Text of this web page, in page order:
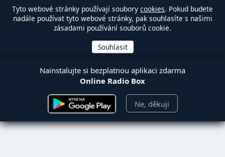
Tyto webové stránky používají soubory cookies. Pokud budete
nadále používat tyto webové stránky, pak souhlasíte s našimi
zásadami používání souborů cookie.
Nainstalujte si bezplatnou aplikaci zdarma
Online Radio Box
Ne, děkuji